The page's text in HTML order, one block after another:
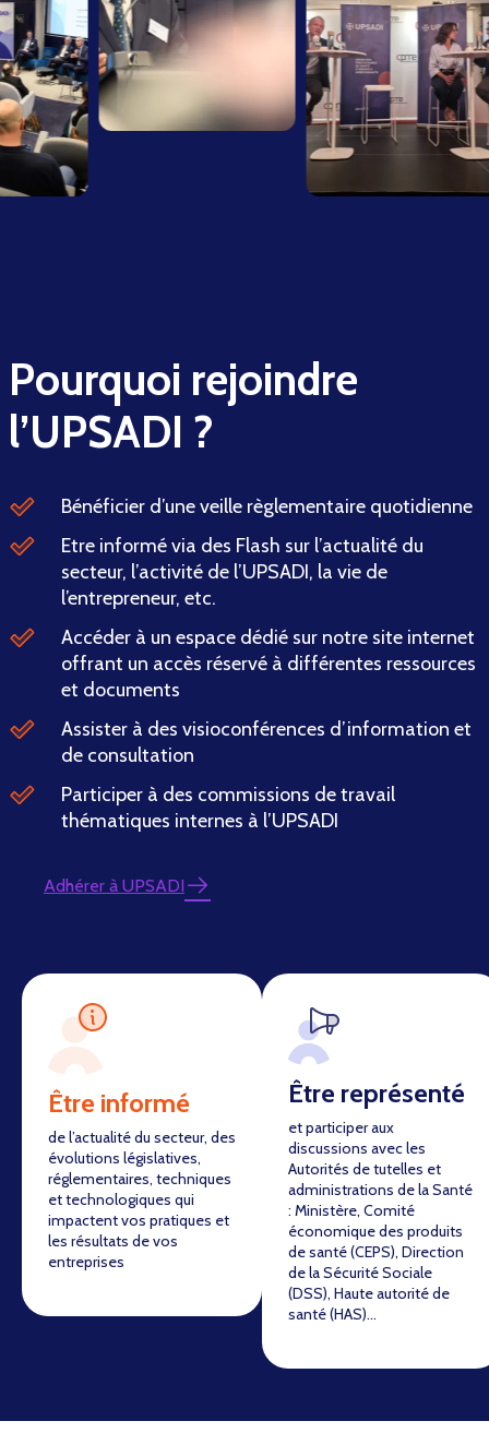
Être informé
de l’actualité du secteur, des
évolutions législatives,
réglementaires, techniques
et technologiques qui
impactent vos pratiques et
les résultats de vos
entreprises
Être représenté
et participer aux
discussions avec les
Autorités de tutelles et
administrations de la Santé
: Ministère, Comité
économique des produits
de santé (CEPS), Direction
de la Sécurité Sociale
(DSS), Haute autorité de
santé (HAS)…
Pourquoi rejoindre
l’UPSADI ?
Bénéficier d’une veille règlementaire quotidienne
Etre informé via des Flash sur l’actualité du
secteur, l’activité de l’UPSADI, la vie de
l’entrepreneur, etc.
Accéder à un espace dédié sur notre site internet
offrant un accès réservé à différentes ressources
et documents
Assister à des visioconférences d’information et
de consultation
Participer à des commissions de travail
thématiques internes à l’UPSADI
Adhérer à UPSADI